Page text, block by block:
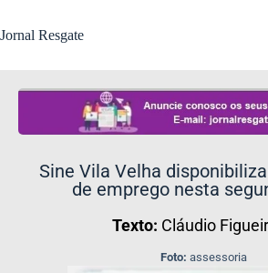
Jornal Resgate
Sine Vila Velha
de emprego nesta
Texto: Cláudio
Foto:assessoria